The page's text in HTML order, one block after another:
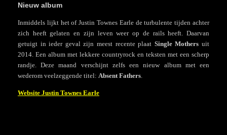
Nieuw album
Inmiddels lijkt het of Justin Townes Earle de turbulente tijden achter
zich heeft gelaten en zijn leven weer op de rails heeft. Daarvan
getuigt in ieder geval zijn meest recente plaat Single Mothers uit
2014. Een album met lekkere countryrock en teksten met een scherp
randje. Deze maand verschijnt zelfs een nieuw album met een
wederom veelzeggende titel: Absent Fathers
Website Justin Townes Earle